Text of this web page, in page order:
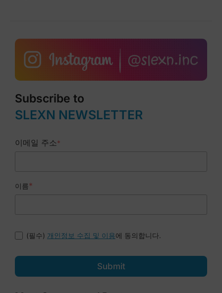
Subscribe to
SLEXN NEWSLETTER
이메일 주소*
이름*
(필수) 개인정보 수집 및 이용에 동의합니다.
Submit